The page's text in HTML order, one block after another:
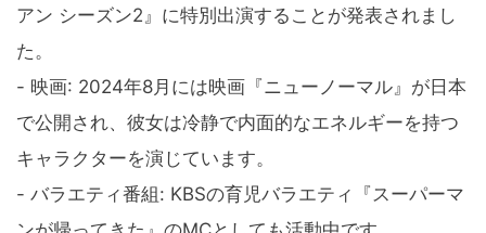
アン シーズン2』に特別出演することが発表されまし
た。
- 映画: 2024年8月には映画『ニューノーマル』が日本
で公開され、彼女は冷静で内面的なエネルギーを持つ
キャラクターを演じています。
- バラエティ番組: KBSの育児バラエティ『スーパーマ